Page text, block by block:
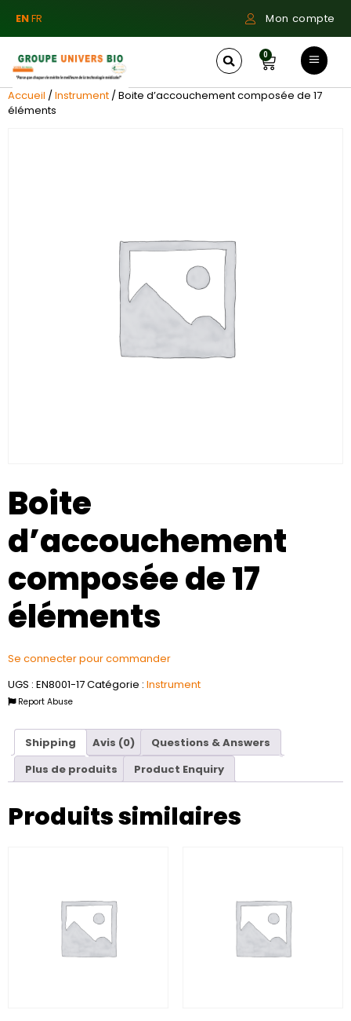
ENFR Mon compte
0
Accueil /Instrument / Boite d’accouchement composée de 17
éléments
Boite
d’accouchement
composée de 17
éléments
Se connecter pour commander
UGS : EN8001-17Catégorie : Instrument
Report Abuse
Shipping Avis (0)
Questions & Answers
Plus de produits
Product Enquiry
Produits similaires